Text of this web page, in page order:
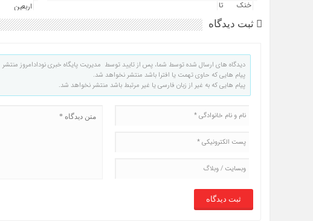
ثبت دیدگاه
دیدگاه های ارسال شده توسط شما، پس از تایید توسط مدیریت پایگاه خبری نودادامروز
پیام هایی که حاوی تهمت یا افترا باشد منتشر نخواهد شد.
پیام هایی که به غیر از زبان فارسی یا غیر مرتبط باشد منتشر نخواهد شد.